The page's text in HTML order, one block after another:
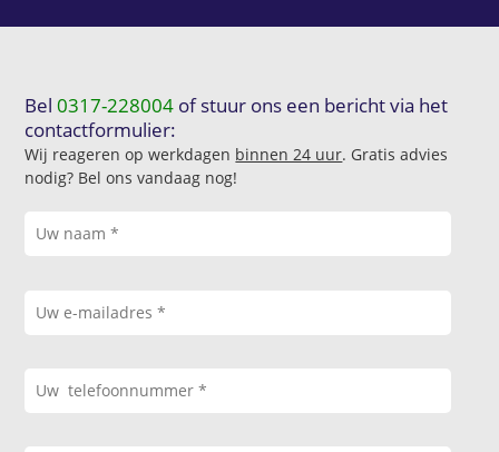
Bel0317-228004 of stuur ons een bericht via het
contactformulier:
Wij reageren op werkdagen binnen 24 uur. Gratis advies
nodig? Bel ons vandaag nog!